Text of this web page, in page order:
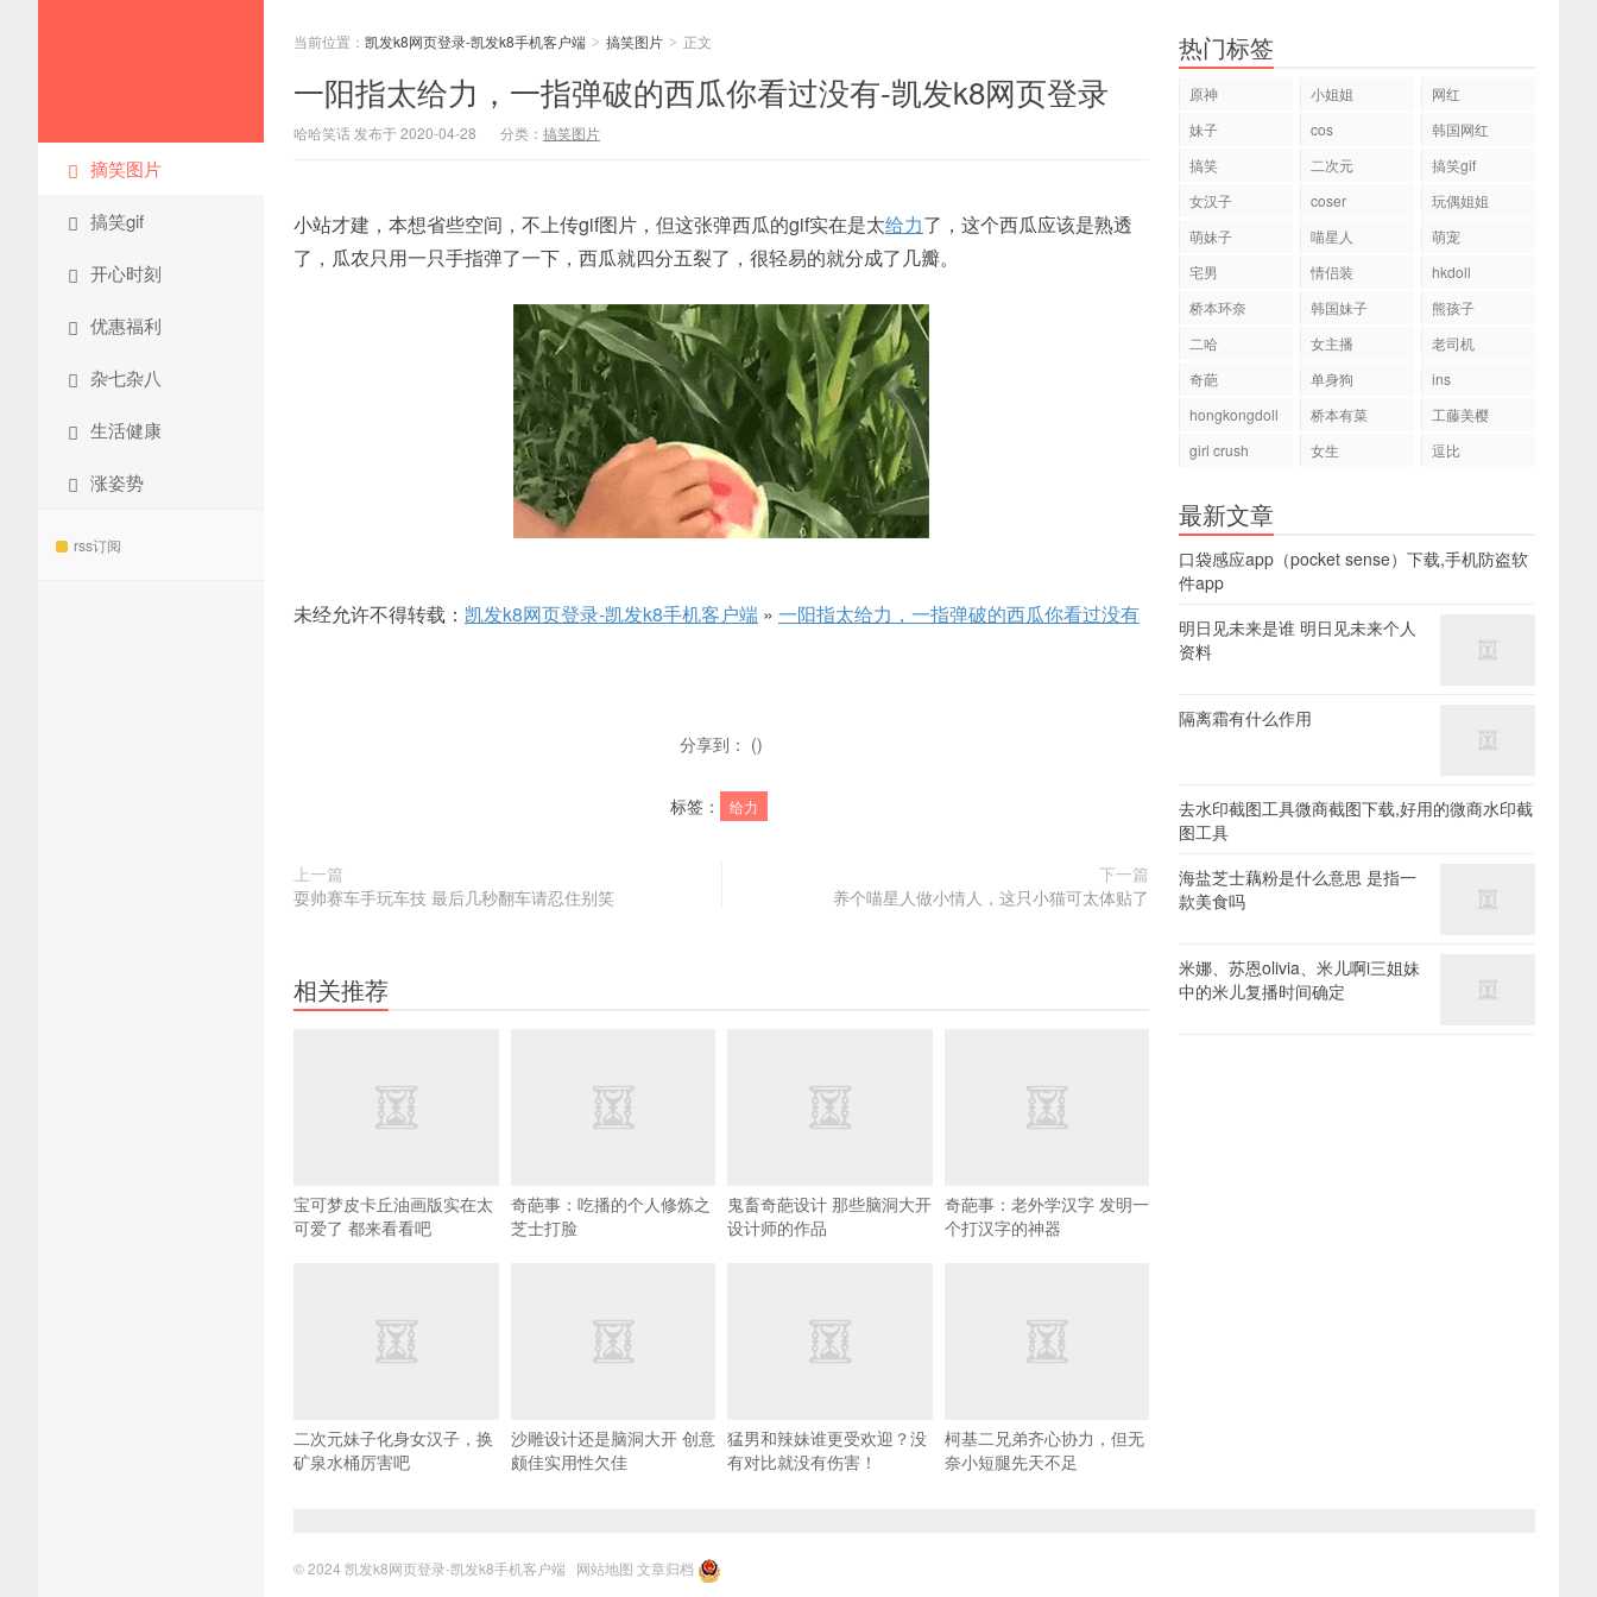
摘笑图片
搞笑gif
开心时刻
优惠福利
杂七杂八
生活健康
涨姿势
rss订阅
当前位置： 凯发k8网页登录-凯发k8手机客户端 > 搞笑图片 > 正文
一阳指太给力，一指弹破的西瓜你看过没有-凯发k8网页登录
哈哈笑话 发布于 2020-04-28 分类： 搞笑图片
小站才建，本想省些空间，不上传gif图片，但这张弹西瓜的gif实在是太给力了，这个西瓜应该是熟透
了，瓜农只用一只手指弹了一下，西瓜就四分五裂了，很轻易的就分成了几瓣。
未经允许不得转载： 凯发k8网页登录-凯发k8手机客户端 » 一阳指太给力，一指弹破的西瓜你看过没有
分享到： ()
标签： 给力
上一篇
耍帅赛车手玩车技 最后几秒翻车请忍住别笑
下一篇
养个喵星人做小情人，这只小猫可太体贴了
相关推荐
宝可梦皮卡丘油画版实在太
可爱了 都来看看吧
奇葩事：吃播的个人修炼之
芝士打脸
鬼畜奇葩设计 那些脑洞大开
设计师的作品
奇葩事：老外学汉字 发明一
个打汉字的神器
二次元妹子化身女汉子，换
矿泉水桶厉害吧
沙雕设计还是脑洞大开 创意
颇佳实用性欠佳
猛男和辣妹谁更受欢迎？没
有对比就没有伤害！
柯基二兄弟齐心协力，但无
奈小短腿先天不足
热门标签
原神 小姐姐
网红
妹子
cos
韩国网红
搞笑
二次元
搞笑gif
女汉子
coser
玩偶姐姐
萌妹子
喵星人
萌宠
宅男
情侣装
hkdoll
桥本环奈
韩国妹子
熊孩子
二哈
女主播
老司机
奇葩
单身狗
ins
hongkongdoll
桥本有菜
工藤美樱
girl crush
女生 逗比
最新文章
口袋感应app（pocket sense）下载,手机防盗软
件app
明日见未来是谁 明日见未来个人
资料
隔离霜有什么作用
去水印截图工具微商截图下载,好用的微商水印截
图工具
海盐芝士藕粉是什么意思 是指一
款美食吗
米娜、苏恩olivia、米儿啊i三姐妹
中的米儿复播时间确定
© 2024 凯发k8网页登录-凯发k8手机客户端 网站地图 文章归档